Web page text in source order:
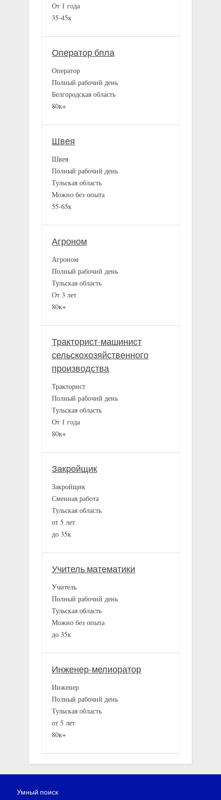
От 1 года
35-45к
Оператор бпла
Оператор
Полный рабочий день
Белгородская область
80к+
Швея
Швея
Полный рабочий день
Тульская область
Можно без опыта
55-65к
Агроном
Агроном
Полный рабочий день
Тульская область
От 3 лет
80к+
Тракторист-машинист
сельскохозяйственного
производства
Тракторист
Полный рабочий день
Тульская область
От 1 года
80к+
Закройщик
Закройщик
Сменная работа
Тульская область
от 5 лет
до 35к
Учитель математики
Учитель
Полный рабочий день
Тульская область
Можно без опыта
до 35к
Инженер-мелиоратор
Инженер
Полный рабочий день
Тульская область
от 5 лет
80к+
Умный поиск